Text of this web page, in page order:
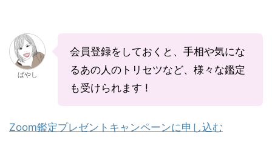
ばやし
会員登録をしておくと、手相や気にな
るあの人のトリセツなど、様々な鑑定
も受けられます !
Zoom鑑定プレゼントキャンペーンに申し込む